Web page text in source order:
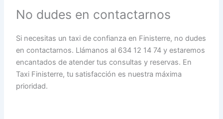
No dudes en contactarnos
Si necesitas un taxi de confianza en Finisterre, no dudes
en contactarnos. Llámanos al 634 12 14 74 y estaremos
encantados de atender tus consultas y reservas. En
Taxi Finisterre, tu satisfacción es nuestra máxima
prioridad.